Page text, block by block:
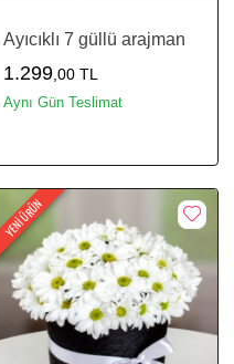
Ayıcıklı 7 güllü arajman
1.299,00 TL
Aynı Gün Teslimat
YENİ ÜRÜN